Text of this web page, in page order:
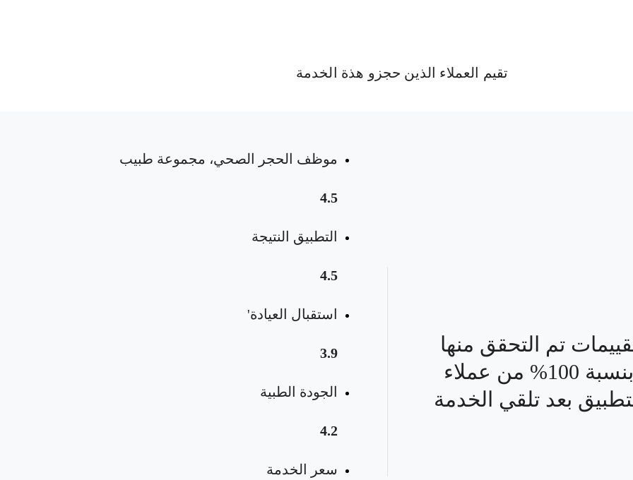
تقيم العملاء الذين حجزو هذة الخدمة
تم التحقق منها
بنسبة 100% من عملاء
بعد تلقي الخدمة
موظف الحجر الصحي، مجموعة طبيب
4.5
التطبيق النتيجة
4.5
استقبال العيادة'
3.9
الجودة الطبية
4.2
سعر الخدمة